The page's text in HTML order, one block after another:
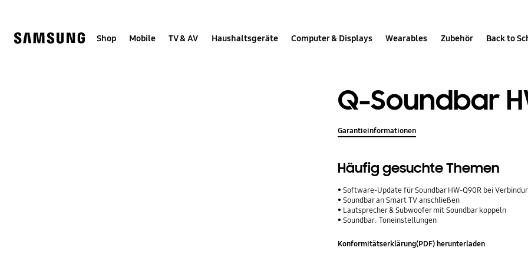
help
Shop Mobile TV & AV Haushaltsgeräte Computer & Displays Wearables Zubehör Back to
Q-Soundbar
Garantieinformationen
Häufig gesuchte Themen
Software-Update für Soundbar HW-Q90R bei
Soundbar an Smart TV anschließen
Lautsprecher & Subwoofer mit Soundbar koppeln
Soundbar: Toneinstellungen
Konformitätserklärung(PDF) herunterladen